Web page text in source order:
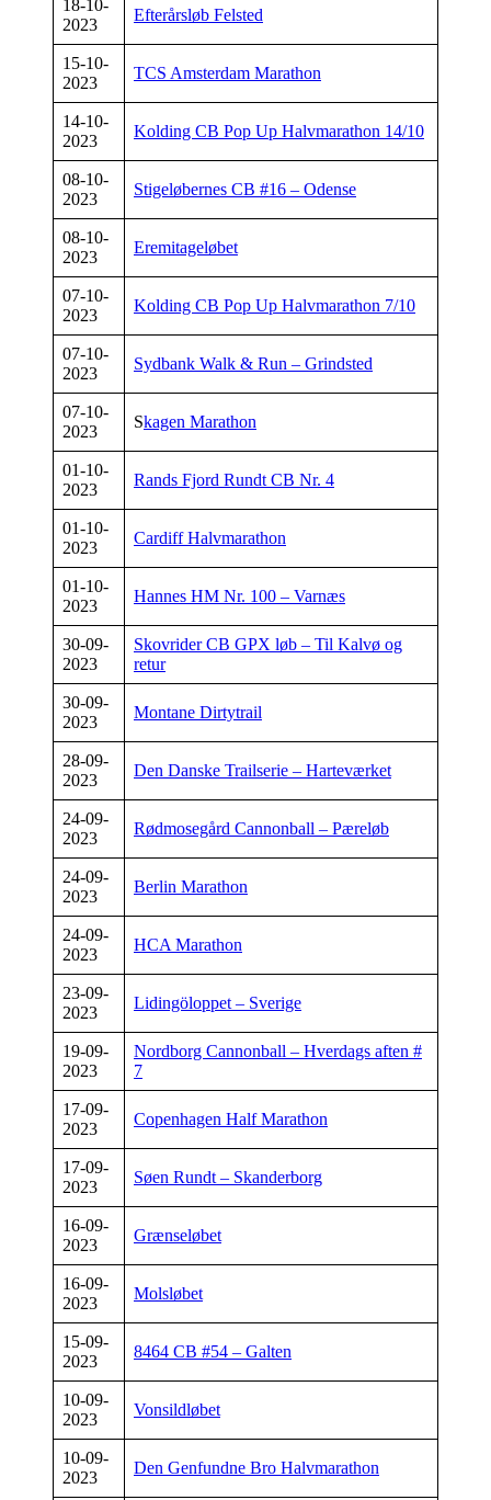
18-10-
2023
Efterårsløb Felsted
15-10-
2023
TCS Amsterdam Marathon
14-10-
2023
Kolding CB Pop Up Halvmarathon 14/10
08-10-
2023
Stigeløbernes CB #16 – Odense
08-10-
2023
Eremitageløbet
07-10-
2023
Kolding CB Pop Up Halvmarathon 7/10
07-10-
2023
Sydbank Walk & Run – Grindsted
07-10-
2023
Skagen Marathon
01-10-
2023
Rands Fjord Rundt CB Nr. 4
01-10-
2023
Cardiff Halvmarathon
01-10-
2023
Hannes HM Nr. 100 – Varnæs
30-09-
2023
Skovrider CB GPX løb – Til Kalvø og
retur
30-09-
2023
Montane Dirtytrail
28-09-
2023
Den Danske Trailserie – Harteværket
24-09-
2023
Rødmosegård Cannonball – Pæreløb
24-09-
2023
Berlin Marathon
24-09-
2023
HCA Marathon
23-09-
2023
Lidingöloppet – Sverige
19-09-
2023
Nordborg Cannonball – Hverdags aften #
7
17-09-
2023
Copenhagen Half Marathon
17-09-
2023
Søen Rundt – Skanderborg
16-09-
2023
Grænseløbet
16-09-
2023
Molsløbet
15-09-
2023
8464 CB #54 – Galten
10-09-
2023
Vonsildløbet
10-09-
2023
Den Genfundne Bro Halvmarathon